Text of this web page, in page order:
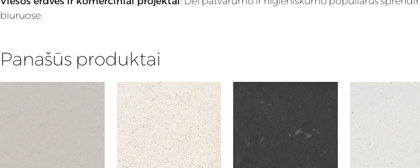
biuruose.
Panašūs produktai